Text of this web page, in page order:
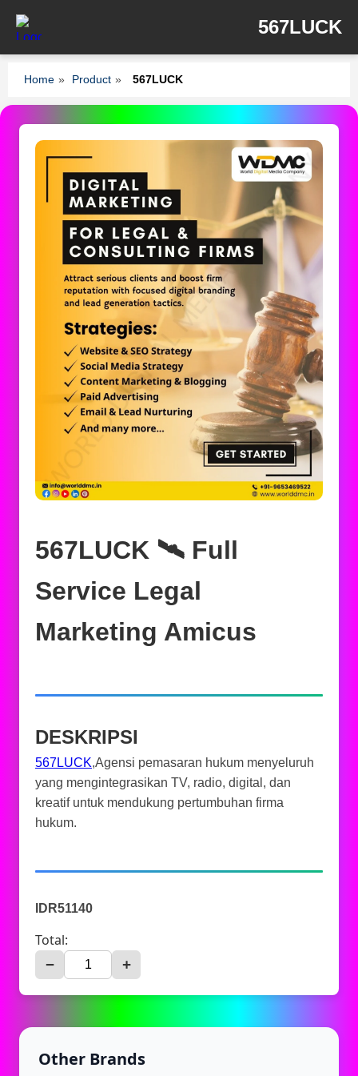
567LUCK
Home » Product » 567LUCK
567LUCK 🛰️‍ Full
Service Legal
Marketing Amicus
DESKRIPSI
567LUCK,Agensi pemasaran hukum menyeluruh
yang mengintegrasikan TV, radio, digital, dan
kreatif untuk mendukung pertumbuhan firma
hukum.
IDR51140
Total:
− +
Other Brands